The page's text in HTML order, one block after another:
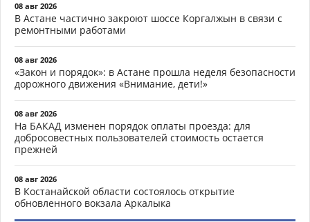
08 авг 2026
В Астане частично закроют шоссе Коргалжын в связи с
ремонтными работами
08 авг 2026
«Закон и порядок»: в Астане прошла неделя безопасности
дорожного движения «Внимание, дети!»
08 авг 2026
На БАКАД изменен порядок оплаты проезда: для
добросовестных пользователей стоимость остается
прежней
08 авг 2026
В Костанайской области состоялось открытие
обновленного вокзала Аркалыка